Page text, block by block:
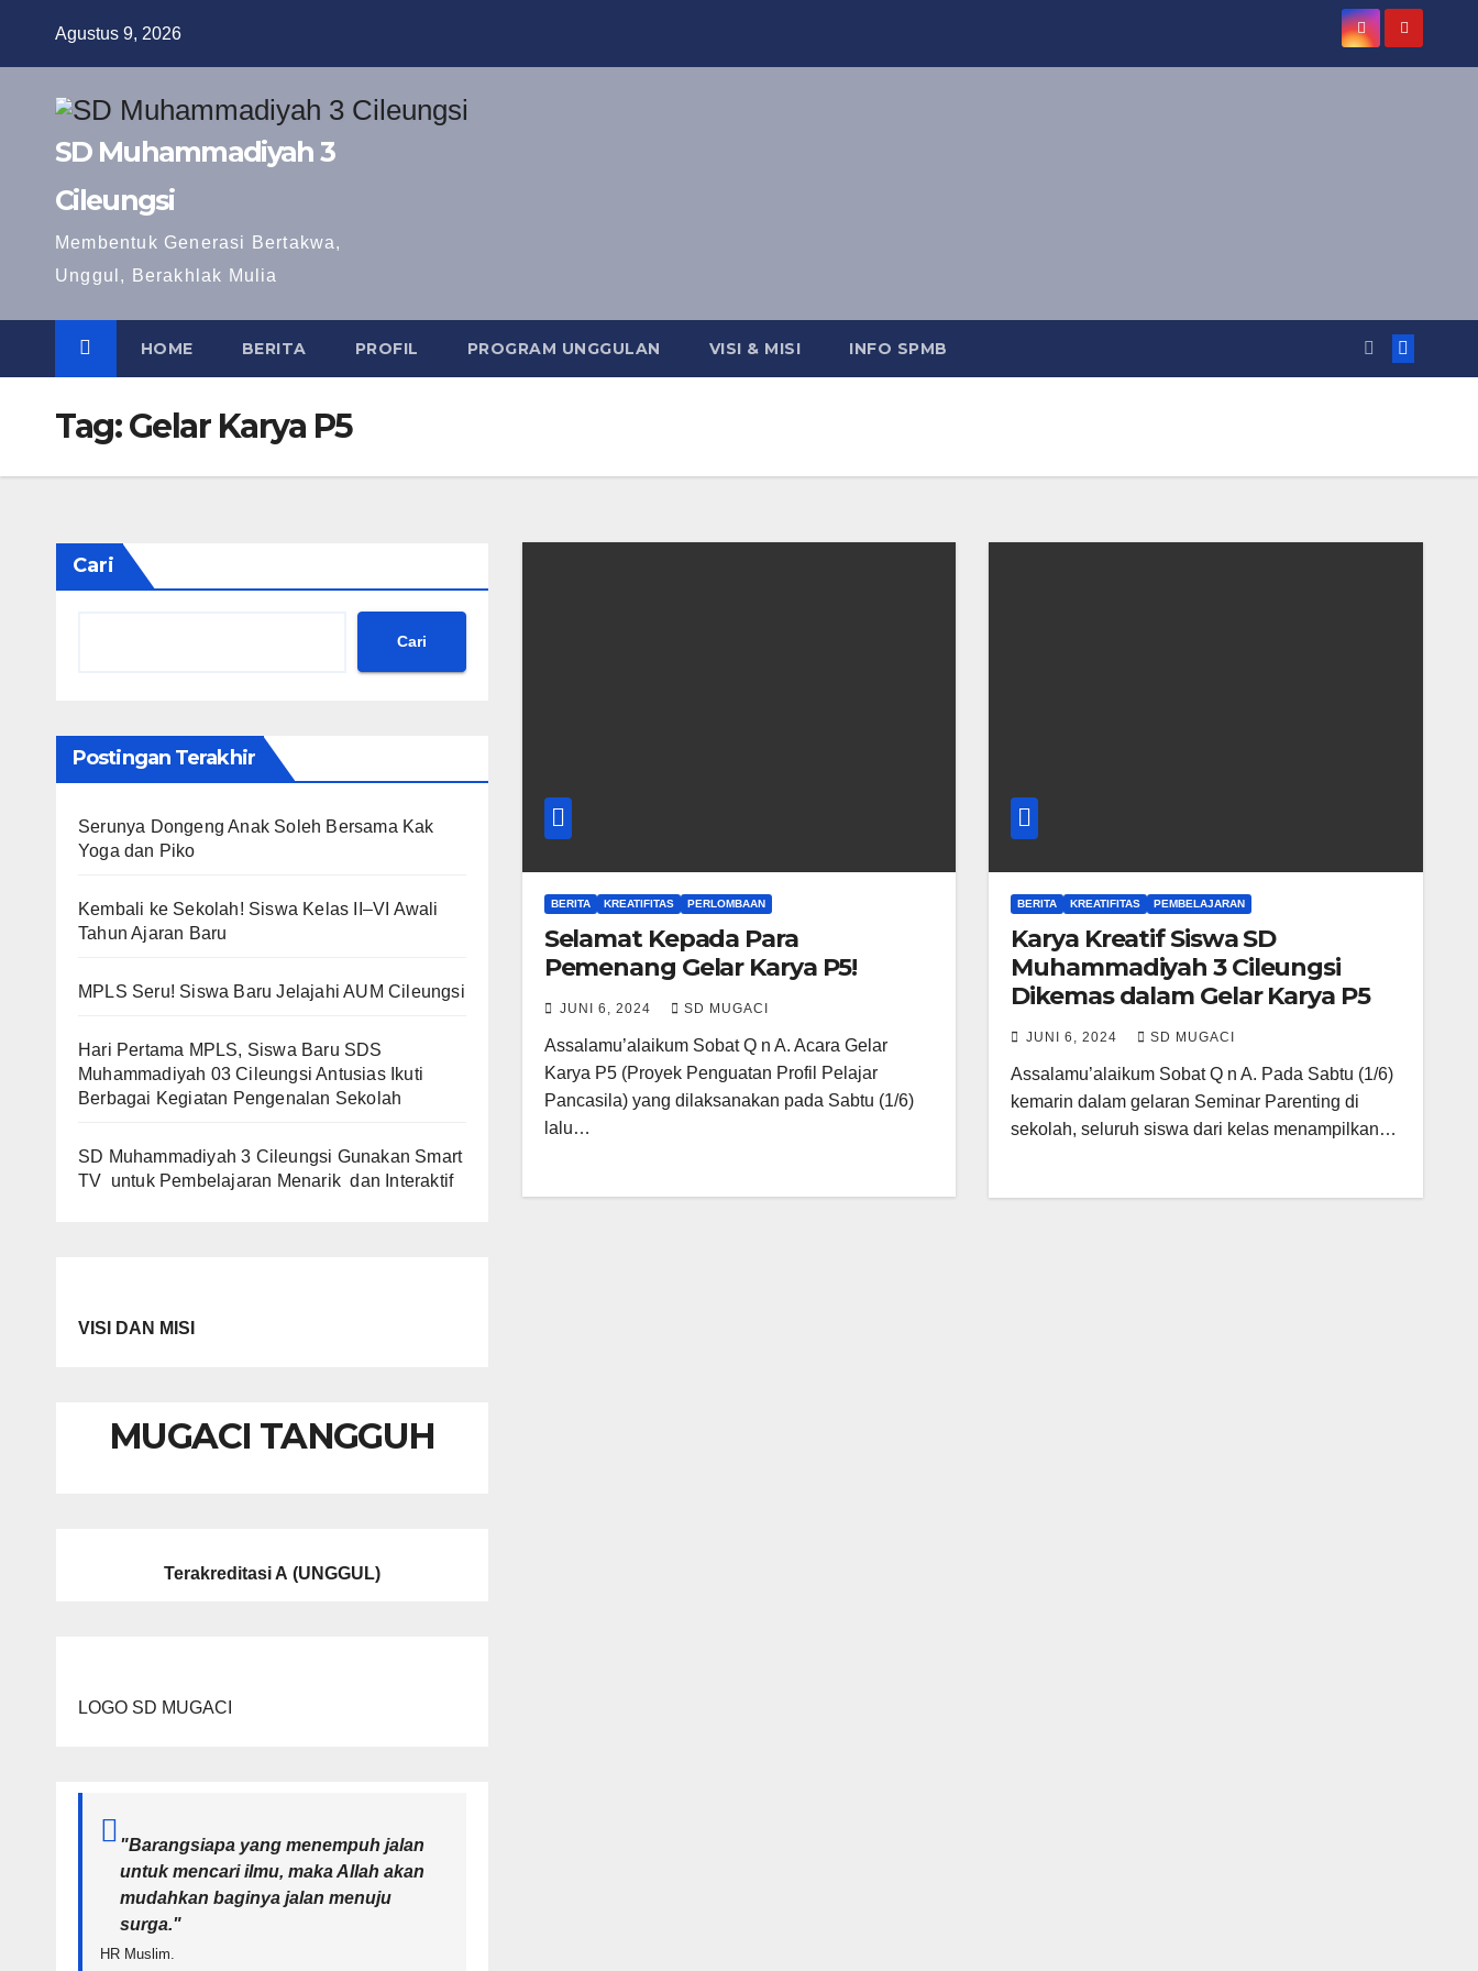
Agustus 9, 2026
SD Muhammadiyah 3
Cileungsi
Membentuk Generasi Bertakwa,
Unggul, Berakhlak Mulia
HOME BERITA PROFIL PROGRAM UNGGULAN VISI & MISI INFO SPMB
Tag:Gelar Karya P5
Cari
Cari
Postingan Terakhir
Serunya Dongeng Anak Soleh Bersama Kak
Yoga dan Piko
Kembali ke Sekolah! Siswa Kelas II–VI Awali
Tahun Ajaran Baru
MPLS Seru! Siswa Baru Jelajahi AUM Cileungsi
Hari Pertama MPLS, Siswa Baru SDS
Muhammadiyah 03 Cileungsi Antusias Ikuti
Berbagai Kegiatan Pengenalan Sekolah
SD Muhammadiyah 3 Cileungsi Gunakan Smart
TV untuk Pembelajaran Menarik dan Interaktif
VISI DAN MISI
MUGACI TANGGUH
Terakreditasi A (UNGGUL)
LOGO SD MUGACI
"Barangsiapa yang menempuh jalan
untuk mencari ilmu, maka Allah akan
mudahkan baginya jalan menuju
surga."
HR Muslim.
BERITA KREATIFITAS PERLOMBAAN
Selamat Kepada Para
Pemenang Gelar Karya P5!
JUNI 6, 2024 SD MUGACI
Assalamu’alaikum Sobat Q n A. Acara Gelar
Karya P5 (Proyek Penguatan Profil Pelajar
Pancasila) yang dilaksanakan pada Sabtu (1/6)
lalu…
BERITA KREATIFITAS PEMBELAJARAN
Karya Kreatif Siswa SD
Muhammadiyah 3 Cileungsi
Dikemas dalam Gelar Karya P5
JUNI 6, 2024 SD MUGACI
Assalamu’alaikum Sobat Q n A. Pada Sabtu (1/6)
kemarin dalam gelaran Seminar Parenting di
sekolah, seluruh siswa dari kelas menampilkan…